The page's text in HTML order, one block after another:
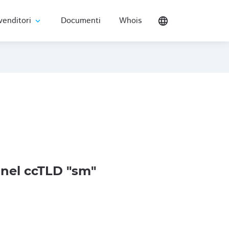
expand_more Documenti Whois language
ccTLD "sm"